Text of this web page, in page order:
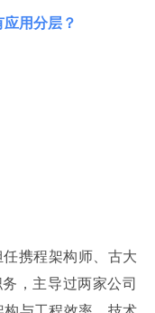
用分层？
携程架构师、古大
，主导过两家公司